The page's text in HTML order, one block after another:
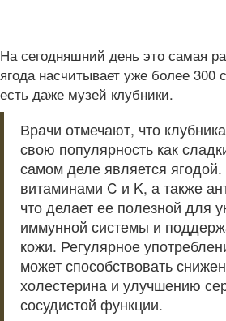
На сегодняшний день это самая
ягода насчитывает уже более 300
есть даже музей клубники.
Врачи отмечают, что
свою популярность как
самом деле является
витаминами C и K, а также
что делает ее полезной для
иммунной системы и
кожи. Регулярное
может способствовать
холестерина и улучшению
сосудистой функции.